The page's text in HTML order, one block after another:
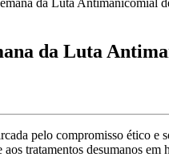
da Luta
pelo compromisso ético e
tratamentos desumanos em